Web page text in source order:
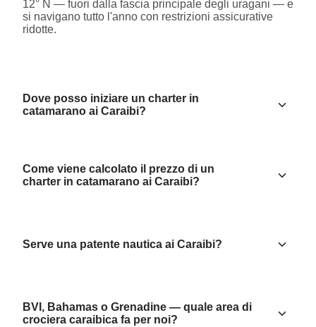
12° N — fuori dalla fascia principale degli uragani — e
si navigano tutto l'anno con restrizioni assicurative
ridotte.
Dove posso iniziare un charter in
catamarano ai Caraibi?
Come viene calcolato il prezzo di un
charter in catamarano ai Caraibi?
Serve una patente nautica ai Caraibi?
BVI, Bahamas o Grenadine — quale area di
crociera caraibica fa per noi?